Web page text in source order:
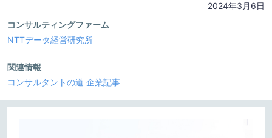
2024年3月6日
コンサルティングファーム
NTTデータ経営研究所
関連情報
コンサルタントの道 企業記事